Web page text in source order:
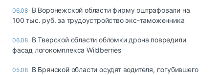
06.08 В Воронежской области фирму оштрафовали на
100 тыс. руб. за трудоустройство экс-таможенника
06.08 В Тверской области обломки дрона повредили
фасад логокомплекса Wildberries
05.08 В Брянской области осудят водителя, погубившего